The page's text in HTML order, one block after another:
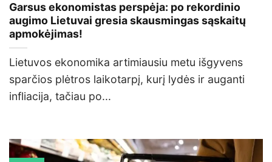
Garsus ekonomistas perspėja: po rekordinio
augimo Lietuvai gresia skausmingas sąskaitų
apmokėjimas!
Lietuvos ekonomika artimiausiu metu išgyvens
sparčios plėtros laikotarpį, kurį lydės ir auganti
infliacija, tačiau po...